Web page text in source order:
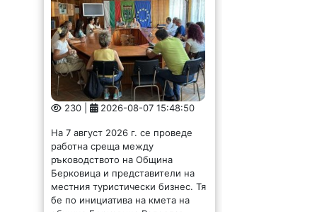
230 | 2026-08-07 15:48:50
работна среща между
ръководството на Община
Берковица и представители на
местния туристически бизнес. Тя
бе по инициатива на кмета на
община Берковица Радослав